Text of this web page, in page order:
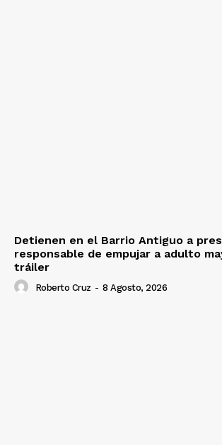
Detienen en el Barrio Antiguo a
responsable de empujar a adulto
tráiler
Roberto Cruz - 8 Agosto, 2026